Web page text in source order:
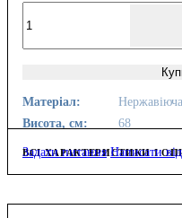
Матеріал:
Висота, см:
68
ВСІ ХАРАКТЕРИСТИКИ І
Задати питання Написати